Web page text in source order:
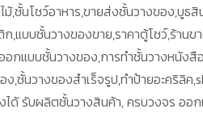
,ชั้นโชว์อาหาร,ขายส่งชั้นวางของ,บูธ
บบชั้นวางของขาย,ราคาตู้โชว์,ร้านข
กแบบชั้นวางของ,การทำชั้นวางหนังสื
,ชั้นวางของสำเร็จรูป,ทำป้ายอะคริลิ
ได้ รับผลิตชั้นวางสินค้า, ครบวงจร อ